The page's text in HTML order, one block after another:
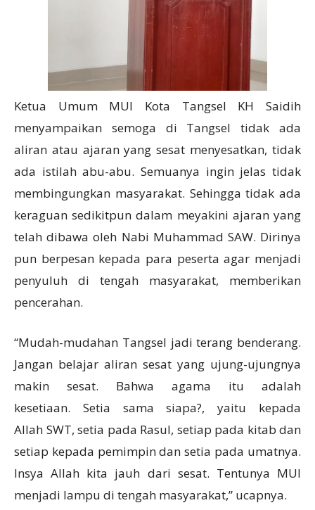
Ketua Umum MUI Kota Tangsel KH Saidih
menyampaikan semoga di Tangsel tidak ada
aliran atau ajaran yang sesat menyesatkan, tidak
ada istilah abu-abu. Semuanya ingin jelas tidak
membingungkan masyarakat. Sehingga tidak ada
keraguan sedikitpun dalam meyakini ajaran yang
telah dibawa oleh Nabi Muhammad SAW. Dirinya
pun berpesan kepada para peserta agar menjadi
penyuluh di tengah masyarakat, memberikan
pencerahan.
“Mudah-mudahan Tangsel jadi terang benderang.
Jangan belajar aliran sesat yang ujung-ujungnya
makin sesat. Bahwa agama itu adalah
kesetiaan. Setia sama siapa?, yaitu kepada
Allah SWT, setia pada Rasul, setiap pada kitab dan
setiap kepada pemimpin dan setia pada umatnya.
Insya Allah kita jauh dari sesat. Tentunya MUI
menjadi lampu di tengah masyarakat,” ucapnya.